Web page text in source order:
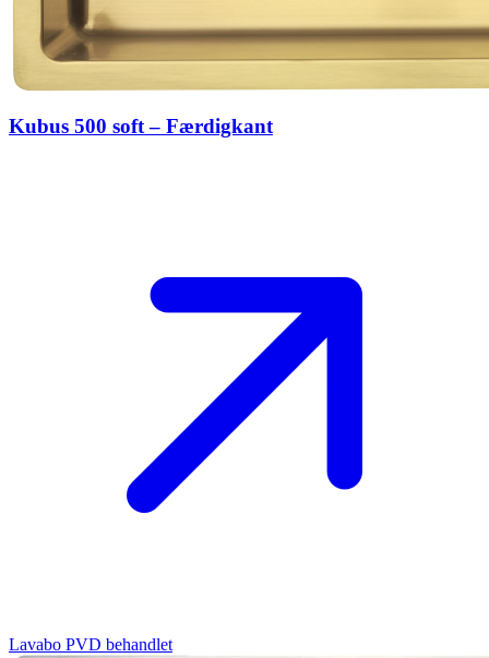
Kubus 500 soft – Færdigkant
Lavabo PVD behandlet